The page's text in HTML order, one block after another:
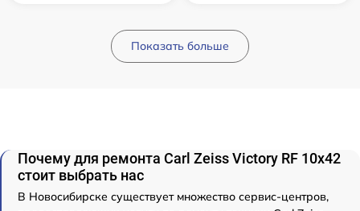
Показать больше
Почему для ремонта Carl Zeiss Victory RF 10x42
стоит выбрать нас
В Новосибирске существует множество сервис-центров,